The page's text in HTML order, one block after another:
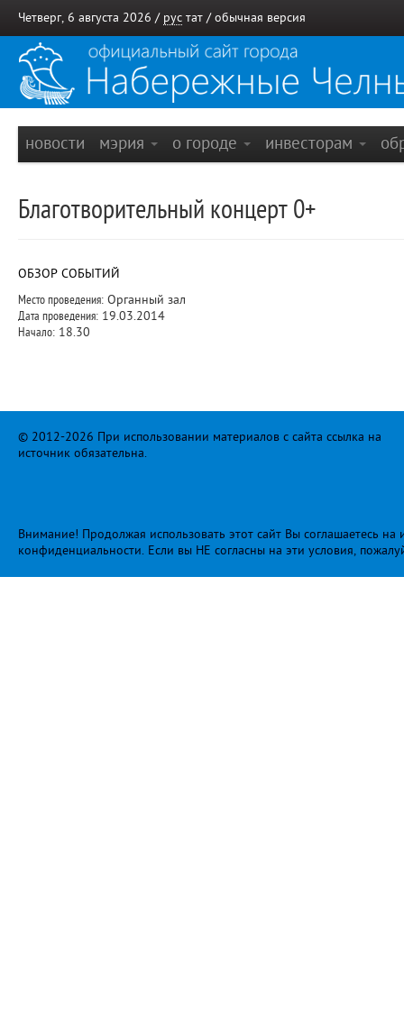
Четверг, 6 августа 2026 / рус тат / обычная версия
новости мэрия о городе инвесторам
Благотворительный концерт 0+
ОБЗОР СОБЫТИЙ
Место проведения: Органный зал
Дата проведения: 19.03.2014
Начало: 18.30
© 2012-2026 При использовании материалов с сайта ссылка на
источник обязательна.
Внимание! Продолжая использовать этот сайт Вы соглашаетесь
конфиденциальности. Если вы НЕ согласны на эти условия,